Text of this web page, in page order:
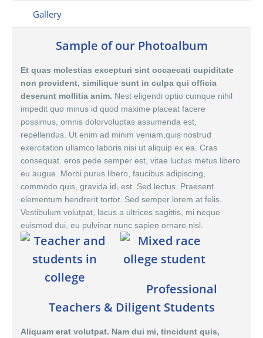
Gallery
Sample of our Photoalbum
Et quas molestias excepturi sint occaecati cupiditate
non provident, similique sunt in culpa qui officia
deserunt mollitia anim. Nest eligendi optio cumque nihil
impedit quo minus id quod maxime placeat facere
possimus, omnis dolorvoluptas assumenda est,
repellendus. Ut enim ad minim veniam,quis nostrud
exercitation ullamco laboris nisi ut aliquip ex ea. Cras
consequat. eros pede semper est, vitae luctus metus libero
eu augue. Morbi purus libero, faucibus adipiscing,
commodo quis, gravida id, est. Sed lectus. Praesent
elementum hendrerit tortor. Sed semper lorem at felis.
Vestibulum volutpat, lacus a ultrices sagittis, mi neque
euismod dui, eu pulvinar nunc sapien ornare nisl.
Professional
Teachers & Diligent Students
Aliquam erat volutpat. Nam dui mi, tincidunt quis,